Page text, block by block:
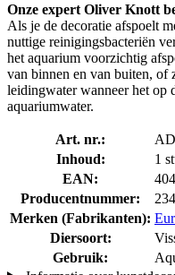
Onze expert Oliver Knott
Als je de decoratie afspoelt
nuttige reinigingsbacteriën
het aquarium voorzichtig
van binnen en van buiten, of
leidingwater wanneer het op
aquariumwater.
Art. nr.:
Inhoud:
1
EAN:
Producentnummer:
Merken (Fabrikanten):
Diersoort:
Gebruik: